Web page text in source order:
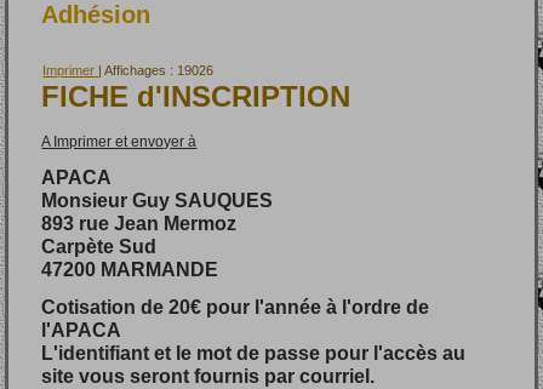
Adhésion
Imprimer | Affichages : 19026
FICHE d'INSCRIPTION
A Imprimer et envoyer à
APACA
Monsieur Guy SAUQUES
893 rue Jean Mermoz
Carpète Sud
47200 MARMANDE
Cotisation de 20€ pour l'année à l'ordre de
l'APACA
L'identifiant et le mot de passe pour l'accès au
site vous seront fournis par courriel.